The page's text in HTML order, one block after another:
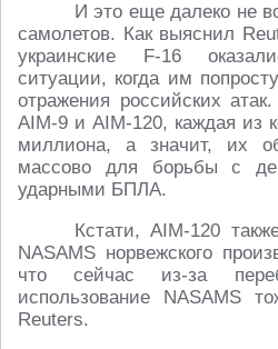
И это еще далеко не
самолетов. Как выяснил
украинские F-16
ситуации, когда им
отражения российских
AIM-9 и AIM-120, каждая из
миллиона, а значит, их
массово для борьбы с
ударными БПЛА.
Кстати, AIM-120
NASAMS норвежского
что сейчас из-за
использование NASAMS
Reuters.